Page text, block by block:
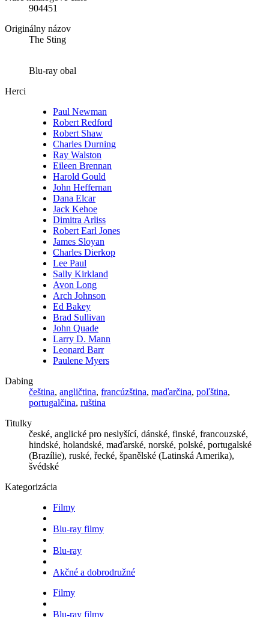
904451
Originálny názov
The Sting
Blu-ray obal
Herci
Paul Newman
Robert Redford
Robert Shaw
Charles Durning
Ray Walston
Eileen Brennan
Harold Gould
John Heffernan
Dana Elcar
Jack Kehoe
Dimitra Arliss
Robert Earl Jones
James Sloyan
Charles Dierkop
Lee Paul
Sally Kirkland
Avon Long
Arch Johnson
Ed Bakey
Brad Sullivan
John Quade
Larry D. Mann
Leonard Barr
Paulene Myers
Dabing
čeština, angličtina, francúzština, maďarčina, poľština,
portugalčina, ruština
Titulky
české, anglické pro neslyšící, dánské, finské, francouzské,
hindské, holandské, maďarské, norské, polské, portugalské
(Brazílie), ruské, řecké, španělské (Latinská Amerika),
švédské
Kategorizácia
Filmy
Blu-ray filmy
Blu-ray
Akčné a dobrodružné
Filmy
Blu-ray filmy